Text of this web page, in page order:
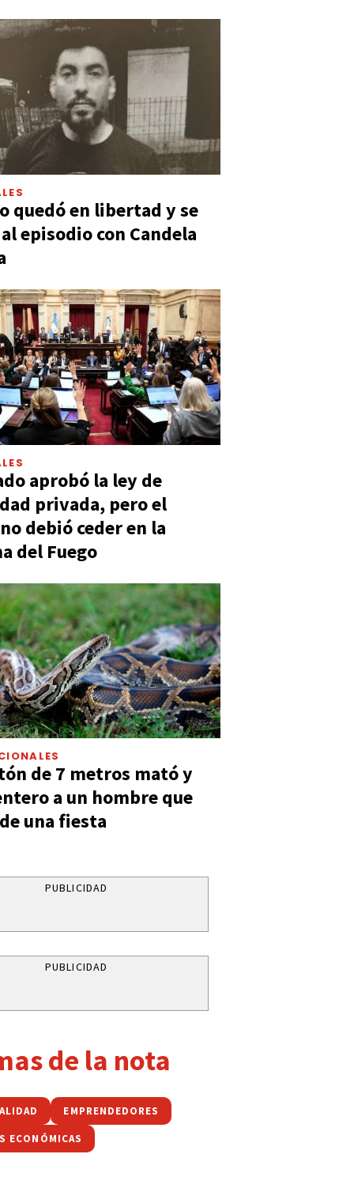
quedó en libertad y se
episodio con Candela
aprobó la ley de
privada, pero el
debió ceder en la
del Fuego
de 7 metros mató y
a un hombre que
una fiesta
PUBLICIDAD
PUBLICIDAD
de la nota
EMPRENDEDORES
ECONÓMICAS